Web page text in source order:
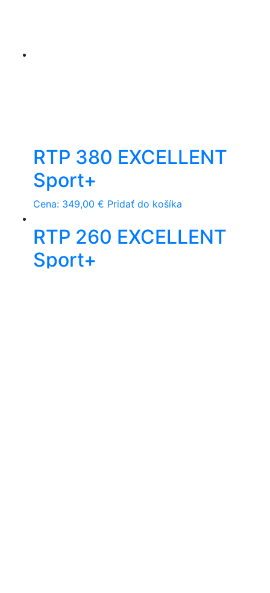
RTP 380 EXCELLENT
Sport+
Cena: 349,00 € Pridať do košíka
RTP 260 EXCELLENT
Sport+